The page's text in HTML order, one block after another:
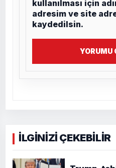
kullanılması için
adresim ve site
kaydedilsin.
YORUMU
İLGİNİZİ ÇEKEBİLİR